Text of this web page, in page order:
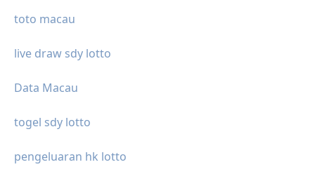
toto macau
live draw sdy lotto
Data Macau
togel sdy lotto
pengeluaran hk lotto